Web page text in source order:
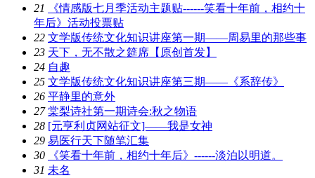
21
《情感版七月季活动主题贴------笑看十年前，相约十
年后》活动投票贴
22 文学版传统文化知识讲座第一期——周易里的那些事
23 天下，无不散之筵席【原创首发】
24 自趣
25 文学版传统文化知识讲座第三期——《系辞传》
26 平静里的意外
27 棠梨诗社第一期诗会:秋之物语
28 [元亨利贞网站征文]——我是女神
29 易医行天下随笔汇集
30
《笑看十年前，相约十年后》------淡泊以明道。
31 未名